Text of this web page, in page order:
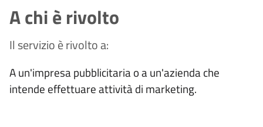
A chi è rivolto
Il servizio è rivolto a:
A un'impresa pubblicitaria o a un'azienda che
intende effettuare attività di marketing.